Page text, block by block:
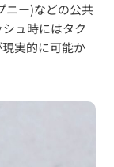
ニー)などの公共
ュ時にはタク
実的に可能か